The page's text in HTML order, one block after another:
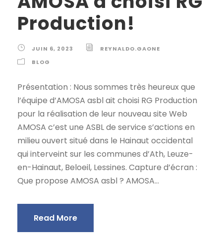
Production!
JUIN 6, 2023
REYNALDO.GAONE
BLOG
Présentation : Nous sommes très heureux que
l’équipe d’AMOSA asbl ait choisi RG Production
pour la réalisation de leur nouveau site Web
AMOSA c’est une ASBL de service s’actions en
milieu ouvert situé dans le Hainaut occidental
qui interveint sur les communes d’Ath, Leuze-
en-Hainaut, Beloeil, Lessines. Capture d’écran :
Que propose AMOSA asbl ? AMOSA...
Read More